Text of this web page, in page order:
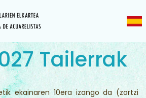
Tailerrak
ekainaren 10era izango da (zortzi